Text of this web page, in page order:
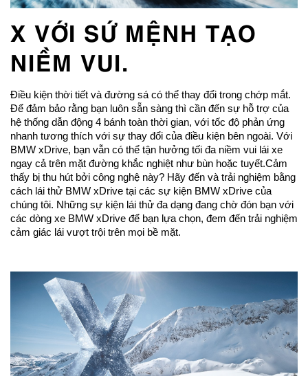
X VỚI SỨ MỆNH TẠO
NIỀM VUI.
Điều kiện thời tiết và đường sá có thể thay đổi trong chớp mắt.
Để đảm bảo rằng bạn luôn sẵn sàng thì cần đến sự hỗ trợ của
hệ thống dẫn động 4 bánh toàn thời gian, với tốc độ phản ứng
nhanh tương thích với sự thay đổi của điều kiện bên ngoài. Với
BMW xDrive, bạn vẫn có thể tận hưởng tối đa niềm vui lái xe
ngay cả trên mặt đường khắc nghiệt như bùn hoặc tuyết.Cảm
thấy bị thu hút bởi công nghệ này? Hãy đến và trải nghiệm bằng
cách lái thử BMW xDrive tại các sự kiện BMW xDrive của
chúng tôi. Những sự kiện lái thử đa dạng đang chờ đón bạn với
các dòng xe BMW xDrive để bạn lựa chọn, đem đến trải nghiệm
cảm giác lái vượt trội trên mọi bề mặt.